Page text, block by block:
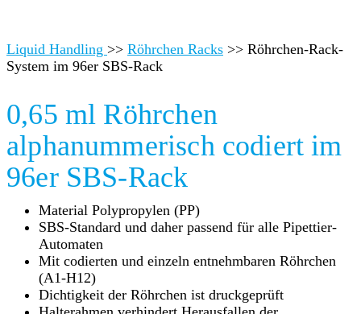
Liquid Handling >> Röhrchen Racks >> Röhrchen-Rack-
System im 96er SBS-Rack
0,65 ml Röhrchen
alphanummerisch codiert im
96er SBS-Rack
Material Polypropylen (PP)
SBS-Standard und daher passend für alle Pipettier-
Automaten
Mit codierten und einzeln entnehmbaren Röhrchen
(A1-H12)
Dichtigkeit der Röhrchen ist druckgeprüft